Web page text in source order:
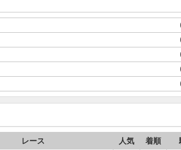
レース 人気 着順